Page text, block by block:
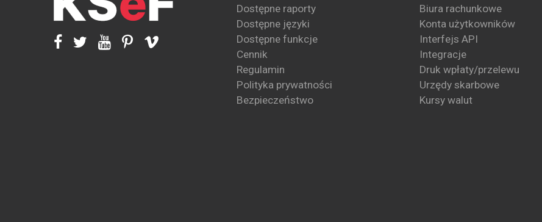
Dostępne raporty
Dostępne języki
Dostępne funkcje
Cennik
Regulamin
Polityka prywatności
Bezpieczeństwo
Biura rachunkowe
Konta użytkowników
Interfejs API
Integracje
Druk wpłaty/przelewu
Urzędy skarbowe
Kursy walut